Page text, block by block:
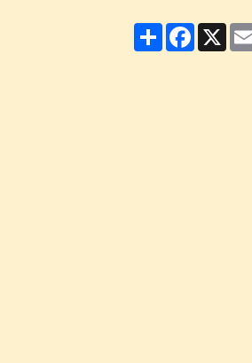
PartagerFacebook
X